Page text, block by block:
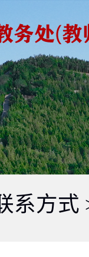
系方式